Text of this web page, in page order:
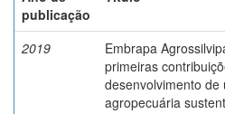
publicação
2019
Embrapa
primeiras
desenvolvimento de
agropecuária